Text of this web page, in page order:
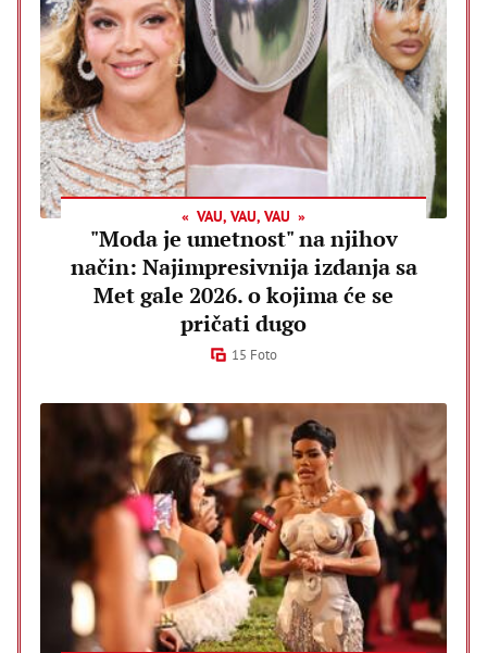
VAU, VAU, VAU
"Moda je umetnost" na njihov
način: Najimpresivnija izdanja sa
Met gale 2026. o kojima će se
pričati dugo
15 Foto